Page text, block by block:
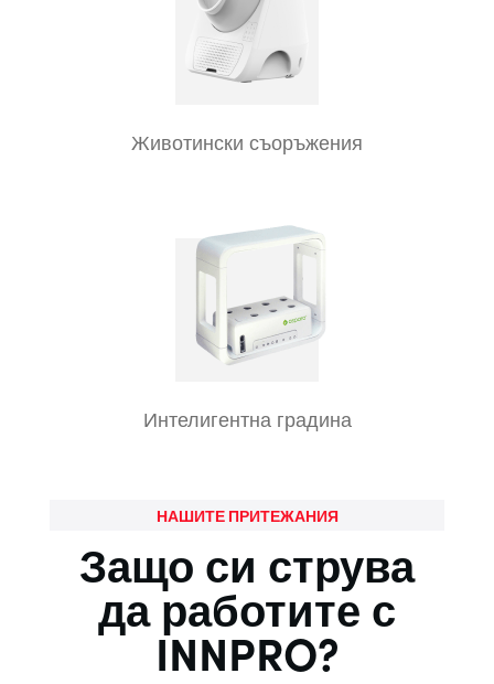
Животински съоръжения
Интелигентна градина
НАШИТЕ ПРИТЕЖАНИЯ
Защо си струва
да работите с
INNPRO?